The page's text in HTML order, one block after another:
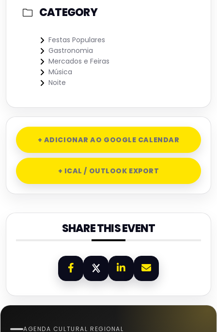
CATEGORY
Festas Populares
Gastronomia
Mercados e Feiras
Música
Noite
+ ADICIONAR AO GOOGLE CALENDAR
+ ICAL / OUTLOOK EXPORT
SHARE THIS EVENT
AGENDA CULTURAL REGIONAL